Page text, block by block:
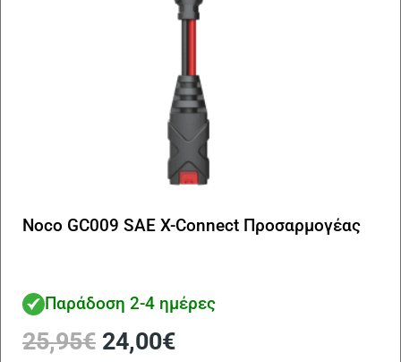
Noco GC009 SAE X-Connect Προσαρμογέας
Παράδοση 2-4 ημέρες
25,95€ Original
24,00€Η